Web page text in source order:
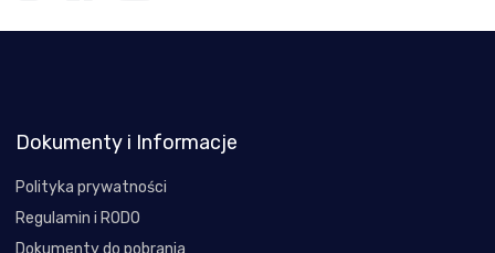
Dokumenty i Informacje
Polityka prywatności
Regulamin i RODO
Dokumenty do pobrania